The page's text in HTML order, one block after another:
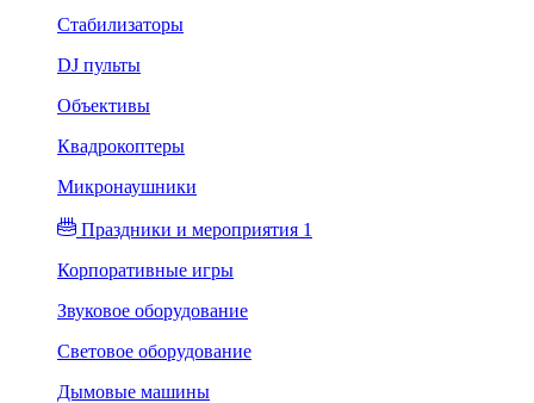
Стабилизаторы
DJ пульты
Объективы
Квадрокоптеры
Микронаушники
Праздники и мероприятия 1
Корпоративные игры
Звуковое оборудование
Световое оборудование
Дымовые машины